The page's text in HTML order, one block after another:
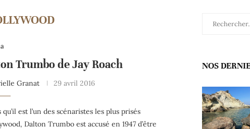
Trumbo de Jay Roach
Granat 29 avril 2016
qu’il est l’un des scénaristes les plus prisés
Dalton Trumbo est accusé en 1947 d’être
NOS